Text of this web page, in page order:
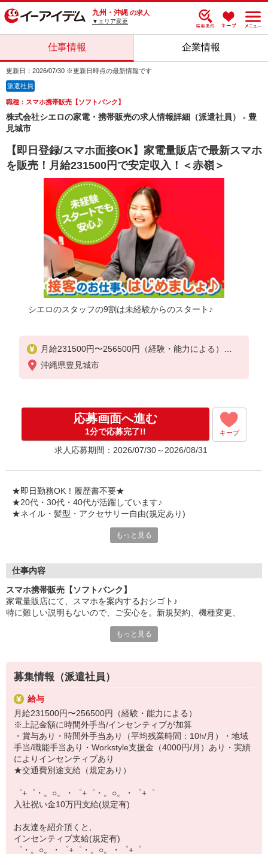
九州・沖縄 の求人
▼エリア変更
仕事情報 企業情報
更新日：2026/07/30 ※更新日時点の最新情報です
派遣社員
職種：スマホ携帯販売【ソフトバンク】
株式会社シエロの家電・携帯販売の求人情報詳細（派遣社員） - 豊
見城市
【即日登録/スマホ面接OK】家電量販店で最新スマホ
を販売！月給231500円で安定収入！＜赤嶺＞
シエロのスタッフの9割は未経験からのスタート♪
月給231500円〜256500円（経験・能力による）
※上記金額に時間外手当/インセンティブが加算
・賞与あり・時間外手当あり（平均残業時間：10h/
★交通費別途支給（規定あり）
゜+゜・。○。・゜+゜・。○。・゜+゜
入社祝い金10万円支給(規定有)
インセンティブ支給(規定有)
゜・。○。・゜+゜・。○。・゜+゜
沖縄県豊見城市
応募画面へ進む
1分で応募完了!! キープ
求人応募期間：2026/07/30～2026/08/31
★即日勤務OK！履歴書不要★
★20代・30代・40代が活躍しています♪
★ネイル・髪型・アクセサリー自由(規定あり)
各キャリアの新機種が特別価格で購入OK！！
特別割引価格でご利用可能☆☆
お得に過ごしたいあなたの味方です♪
【選べるお仕事いろいろ】
事務、経理、データ入力、コールセンター、受付
▼工場・製造・軽作業系
機械/食品製造・梱包・仕分け・加工・組立・検査
▼美容系
眉毛サロンのアイブロウ・ネイリスト・エステ
▼営業・販売
法人営業・アパレル販売・個別指導塾・人材紹介
▼人気案件も多数♪
短期・期間限定・オープニング・官公庁案件
上場/優良/大手企業など
【スマホ面接実施中】
￣￣￣￣￣￣￣￣￣
自宅に居ながらスマホでカンタン面接OK！
オンライン面談なのでスピード対応。
即日登録もOK♪
もっと見る
仕事内容
スマホ携帯販売【ソフトバンク】
家電量販店にて、スマホを案内するおシゴト♪
特に難しい説明もないので、ご安心を。新規契約、機種変更、
満足度◎
■携帯やインターネット販売業務
docomo(ドコモ)/au(エーユー)・KDDI/softbank(ソフトバンク)など
の大手キャリアから
ワイモバイル(Y!mobille)、楽天モバイル、UQなど格安スマホまで幅
広く紹介可能♪
人気のApple（アップル）店舗もございます！
もっと見る
募集情報（派遣社員）
給与
月給231500円〜256500円（経験・能力による）
※上記金額に時間外手当/インセンティブが加算
・賞与あり・時間外手当あり（平均残業時間：10h/月）・地域
手当/職能手当あり・Workstyle支援金（4000円/月）あり・実績
によりインセンティブあり
★交通費別途支給（規定あり）
゜+゜・。○。・゜+゜・。○。・゜+゜
入社祝い金10万円支給(規定有)
お友達を紹介頂くと,
インセンティブ支給(規定有)
゜・。○。・゜+゜・。○。・゜+゜